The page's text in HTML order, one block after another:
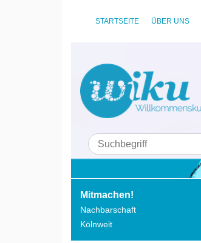
STARTSEITE ÜBER UNS
Mitmachen!
Nachbarschaft
Kölnweit